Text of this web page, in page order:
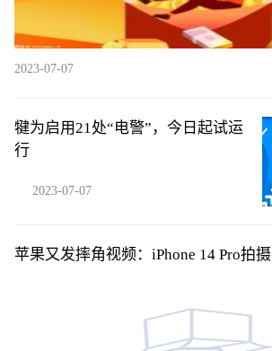
2023-07-07
犍为启用21处“电警”，今日起试运
行
2023-07-07
苹果又发摔角视频：iPhone 14 Pro拍摄